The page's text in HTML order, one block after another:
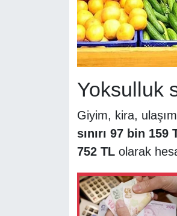
Yoksulluk
Giyim, kira,
sınırı 97 bin 159
752 TLolarak